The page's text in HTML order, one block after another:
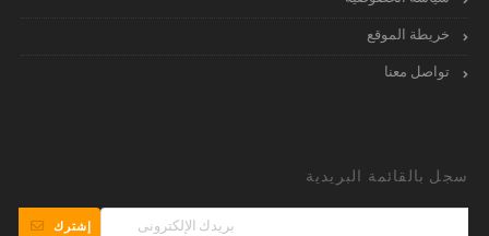
خريطة الموقع
تواصل معنا
سجل بالقائمة البريدية
إشترك